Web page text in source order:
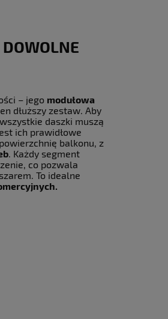
– jego modułowa
dłuższy zestaw. Aby
daszki muszą
ich prawidłowe
balkonu, z
. Każdy segment
co pozwala
To idealne